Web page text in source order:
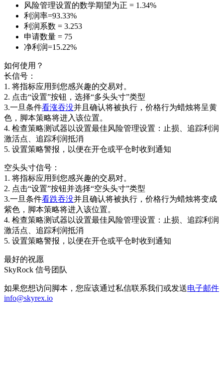
风险管理设置的数学期望为正 = 1.34%
利润率=93.33%
利润系数 = 3.253
申请数量 = 75
净利润=15.22%
如何使用？
长信号：
1. 将指标应用到您感兴趣的交易对。
2. 点击“设置”按钮，选择“多头头寸”类型
3.一旦条件看涨吞没并且确认将被执行，价格行为蜡烛将呈黄
色，脚本策略将进入该位置。
4. 检查策略测试器以设置最佳风险管理设置：止损、追踪利润
激活点、追踪利润抵消
5. 设置策略警报，以便在开仓或平仓时收到通知
空头头寸信号：
1. 将指标应用到您感兴趣的交易对。
2. 点击“设置”按钮并选择“空头头寸”类型
3.一旦条件看跌吞没并且确认将被执行，价格行为蜡烛将变成
紫色，脚本策略将进入该位置。
4. 检查策略测试器以设置最佳风险管理设置：止损、追踪利润
激活点、追踪利润抵消
5. 设置策略警报，以便在开仓或平仓时收到通知
最好的祝愿
SkyRock 信号团队
如果您想访问脚本，您应该通过私信联系我们或发送电子邮件
info@skyrex.io